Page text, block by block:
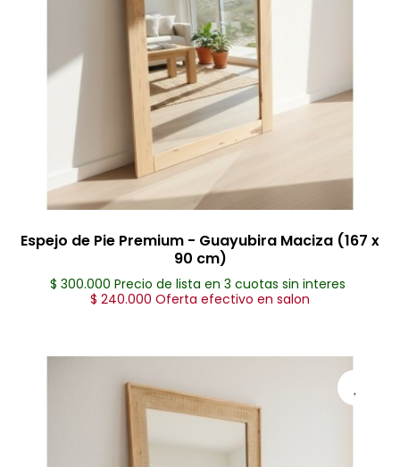
Espejo de Pie Premium - Guayubira Maciza (167 x
90 cm)
$ 300.000 Precio de lista en 3 cuotas sin interes
$ 240.000 Oferta efectivo en salon